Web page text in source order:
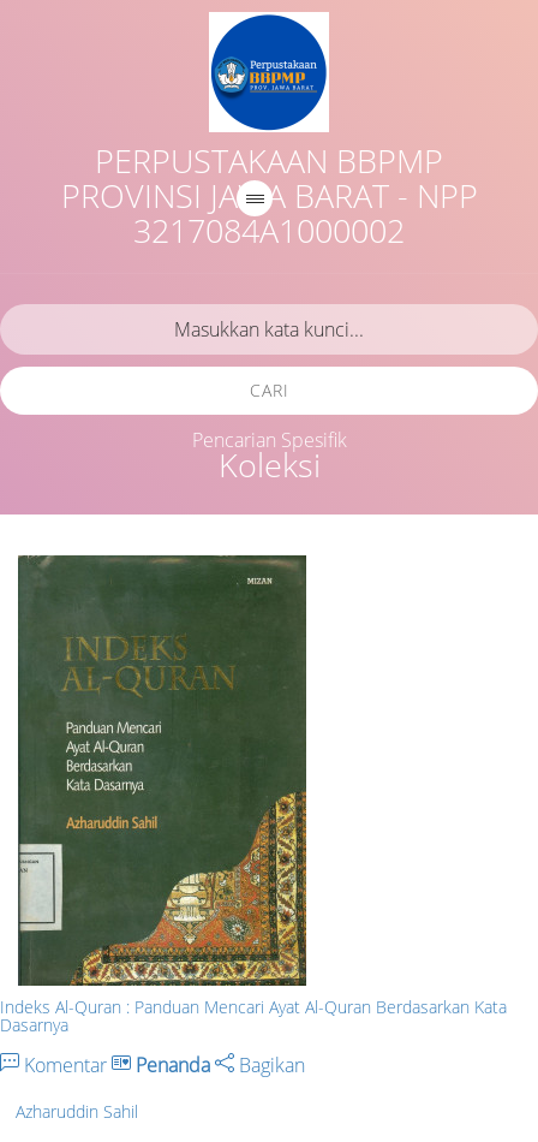
PERPUSTAKAAN BBPMP
PROVINSI JAWA BARAT - NPP
3217084A1000002
Koleksi
CARI
Pencarian Spesifik
Indeks Al-Quran : Panduan Mencari Ayat Al-Quran Berdasarkan Kata
Dasarnya
Komentar Penanda Bagikan
Azharuddin Sahil